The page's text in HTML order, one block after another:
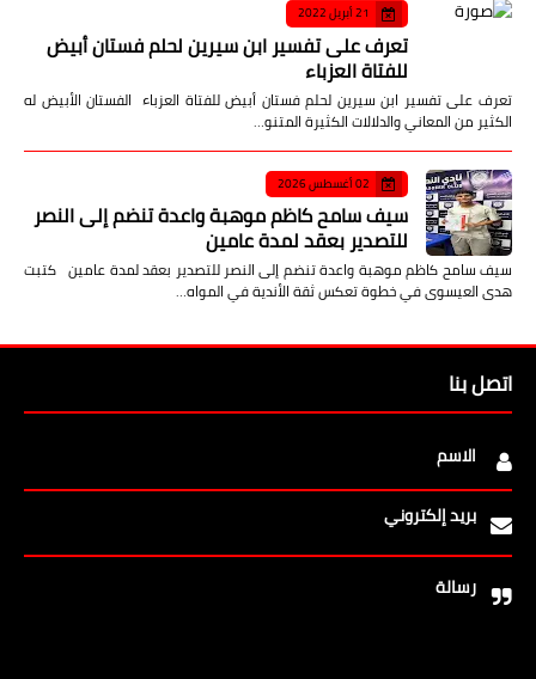
21 أبريل 2022
تعرف على تفسير ابن سيرين لحلم فستان أبيض
للفتاة العزباء
تعرف على تفسير ابن سيرين لحلم فستان أبيض للفتاة العزباء الفستان الأبيض له
الكثير من المعاني والدلالات الكثيرة المتنو…
02 أغسطس 2026
سيف سامح كاظم موهبة واعدة تنضم إلى النصر
للتصدير بعقد لمدة عامين
سيف سامح كاظم موهبة واعدة تنضم إلى النصر للتصدير بعقد لمدة عامين كتبت
هدى العيسوى في خطوة تعكس ثقة الأندية في المواه…
اتصل بنا
الاسم
بريد إلكتروني
رسالة